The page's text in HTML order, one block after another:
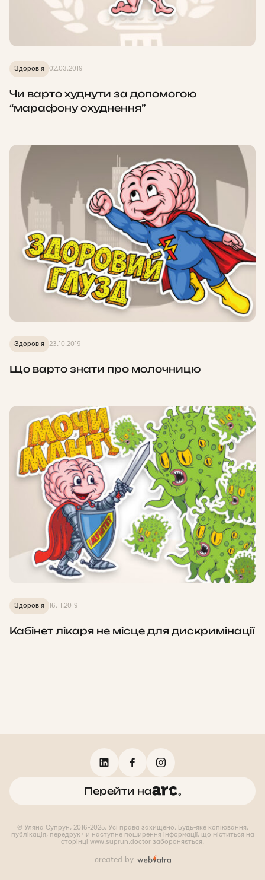
Здоров'я 02.03.2019
Чи варто худнути за допомогою
“марафону схуднення”
Здоров'я 23.10.2019
Що варто знати про молочницю
Здоров'я 16.11.2019
Кабінет лікаря не місце для дискримінації
Перейти на
© Уляна Супрун, 2016-2025. Усі права захищено. Будь-яке копіювання,
публікація, передрук чи наступне поширення інформації, що міститься на
сторінці www.suprun.doctor забороняється.
created by